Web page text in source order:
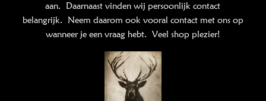
aan. Daarnaast vinden wij persoonlijk contact
belangrijk. Neem daarom ook vooral contact met ons op
wanneer je een vraag hebt. Veel shop plezier!